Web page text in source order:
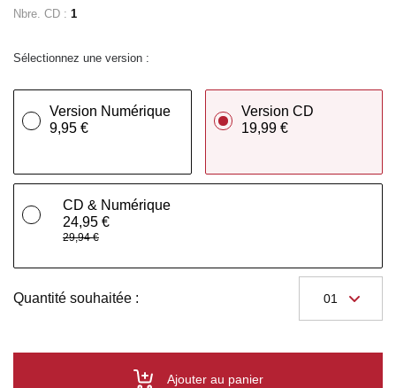
Nbre. CD : 1
Sélectionnez une version :
Version Numérique
9,95 €
Version CD
19,99 €
CD & Numérique
24,95 €
29,94 €
Quantité souhaitée :
Ajouter au panier